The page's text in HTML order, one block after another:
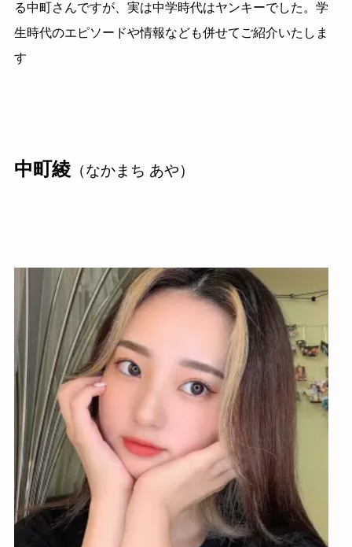
る中町さんですが、実は中学時代はヤンキーでした。学
生時代のエピソードや情報なども併せてご紹介いたしま
す
中町綾（なかまち あや）